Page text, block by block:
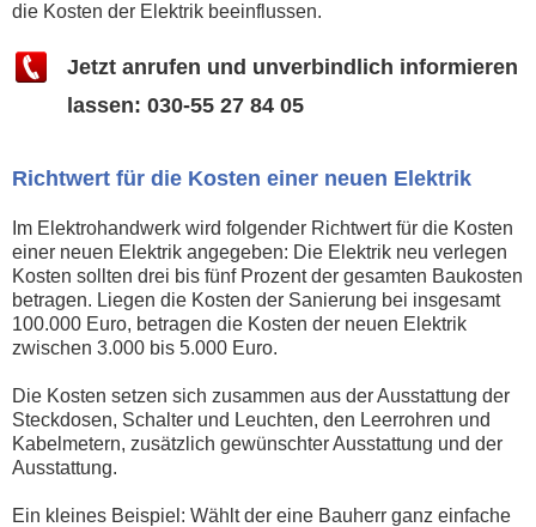
die Kosten der Elektrik beeinflussen.
Jetzt anrufen und unverbindlich informieren
lassen: 030-55 27 84 05
Richtwert für die Kosten einer neuen Elektrik
Im Elektrohandwerk wird folgender Richtwert für die Kosten
einer neuen Elektrik angegeben: Die Elektrik neu verlegen
Kosten sollten drei bis fünf Prozent der gesamten Baukosten
betragen. Liegen die Kosten der Sanierung bei insgesamt
100.000 Euro, betragen die Kosten der neuen Elektrik
zwischen 3.000 bis 5.000 Euro.
Die Kosten setzen sich zusammen aus der Ausstattung der
Steckdosen, Schalter und Leuchten, den Leerrohren und
Kabelmetern, zusätzlich gewünschter Ausstattung und der
Ausstattung.
Ein kleines Beispiel: Wählt der eine Bauherr ganz einfache